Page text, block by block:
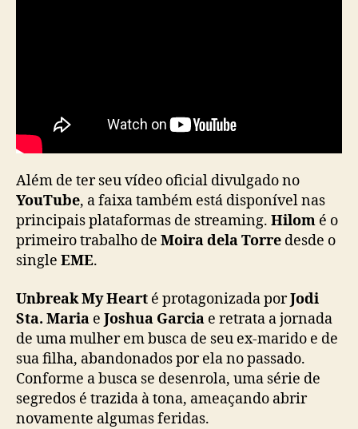
o
d
r
a
m
U
n
b
r
e
k
Além de ter seu vídeo oficial divulgado no
YouTube, a faixa também está disponível nas
principais plataformas de streaming. Hilom é o
primeiro trabalho de Moira dela Torre desde o
single EME.
Unbreak My Heart é protagonizada porJodi
Sta. Maria e Joshua Garcia e retrata a jornada
de uma mulher em busca de seu ex-marido e de
sua filha, abandonados por ela no passado.
Conforme a busca se desenrola, uma série de
segredos é trazida à tona, ameaçando abrir
novamente algumas feridas.